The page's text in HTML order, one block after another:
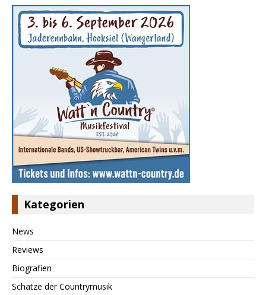
Kategorien
News
Reviews
Biografien
Schätze der Countrymusik